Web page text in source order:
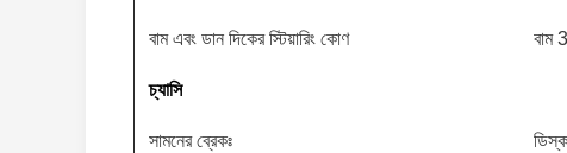
বাম এবং ডান দিকের স্টিয়ারিং কোণ বাম
চ্যাসি
সামনের ব্রেকঃ